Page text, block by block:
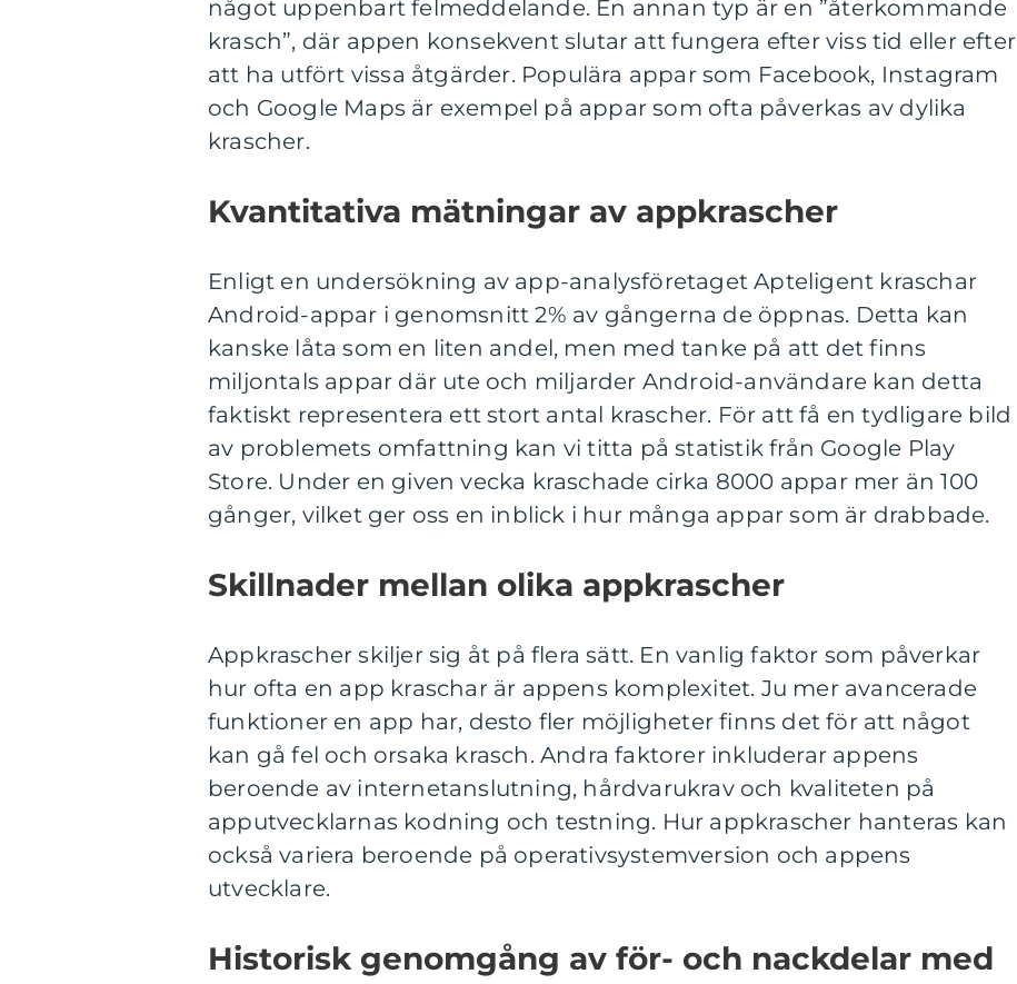
något uppenbart felmeddelande. En annan typ är en ”återkommande
krasch”, där appen konsekvent slutar att fungera efter viss tid eller efter
att ha utfört vissa åtgärder. Populära appar som Facebook, Instagram
och Google Maps är exempel på appar som ofta påverkas av dylika
krascher.
Kvantitativa mätningar av appkrascher
Enligt en undersökning av app-analysföretaget Apteligent kraschar
Android-appar i genomsnitt 2% av gångerna de öppnas. Detta kan
kanske låta som en liten andel, men med tanke på att det finns
miljontals appar där ute och miljarder Android-användare kan detta
faktiskt representera ett stort antal krascher. För att få en tydligare bild
av problemets omfattning kan vi titta på statistik från Google Play
Store. Under en given vecka kraschade cirka 8000 appar mer än 100
gånger, vilket ger oss en inblick i hur många appar som är drabbade.
Skillnader mellan olika appkrascher
Appkrascher skiljer sig åt på flera sätt. En vanlig faktor som påverkar
hur ofta en app kraschar är appens komplexitet. Ju mer avancerade
funktioner en app har, desto fler möjligheter finns det för att något
kan gå fel och orsaka krasch. Andra faktorer inkluderar appens
beroende av internetanslutning, hårdvarukrav och kvaliteten på
apputvecklarnas kodning och testning. Hur appkrascher hanteras kan
också variera beroende på operativsystemversion och appens
utvecklare.
Historisk genomgång av för- och nackdelar med